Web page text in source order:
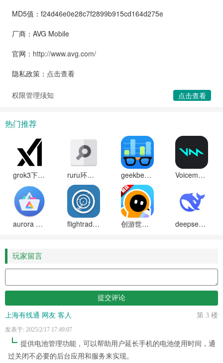
MD5值：f24d46e0e28c7f2899b915cd164d275e
厂商：AVG Mobile
官网： http://www.avg.com/
隐私政策： 点击查看
权限管理须知 点击查看
热门推荐
grok3下载免费安装(马斯克的xai) ruru环境检测工具安卓版 geekbench6天梯图软件下载 Voicemod Controller软件安卓最新版下载
aurora store中文版下载 flightradar24中文破解版 创游世界(创游编辑器)下载安装手机正版 deepseekv3官方正版app下载
玩家留言
第 3 楼
上海有线通 网友 客人
发表于: 2025/2/17 17:49:07
提供电池管理功能，可以帮助用户延长手机的电池使用时间，通
过关闭不必要的后台应用和服务来实现。